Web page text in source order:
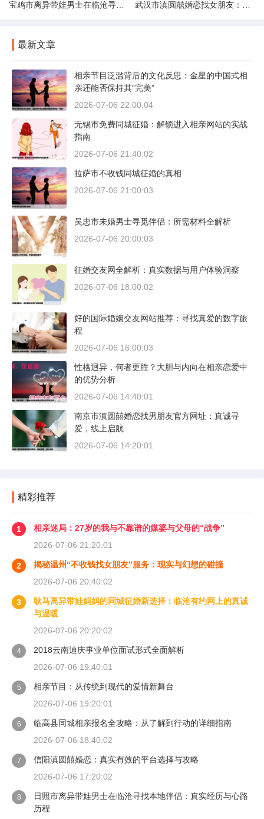
最新文章
相亲节目泛滥背后的文化反思：金星的中国式相
亲还能否保持其“完美”
2026-07-06 22:00:04
无锡市免费同城征婚：解锁进入相亲网站的实战
指南
2026-07-06 21:40:02
拉萨市不收钱同城征婚的真相
2026-07-06 21:00:03
吴忠市未婚男士寻觅伴侣：所需材料全解析
2026-07-06 20:00:03
征婚交友网全解析：真实数据与用户体验洞察
2026-07-06 18:00:02
好的国际婚姻交友网站推荐：寻找真爱的数字旅
程
2026-07-06 16:00:03
性格迥异，何者更胜？大胆与内向在相亲恋爱中
的优势分析
2026-07-06 14:40:01
南京市滇圆囍婚恋找男朋友官方网址：真诚寻
爱，线上启航
2026-07-06 14:20:01
精彩推荐
1
相亲迷局：27岁的我与不靠谱的媒婆与父母的“战争”
2026-07-06 21:20:01
2
揭秘温州“不收钱找女朋友”服务：现实与幻想的碰撞
2026-07-06 20:40:02
3
耿马离异带娃妈妈的同城征婚新选择：临沧有约网上的真诚
与温暖
2026-07-06 20:20:02
4
2018云南迪庆事业单位面试形式全面解析
2026-07-06 19:40:01
5
相亲节目：从传统到现代的爱情新舞台
2026-07-06 19:20:01
6
临高县同城相亲报名全攻略：从了解到行动的详细指南
2026-07-06 18:40:02
7
信阳滇圆囍婚恋：真实有效的平台选择与攻略
2026-07-06 17:20:02
8
日照市离异带娃男士在临沧寻找本地伴侣：真实经历与心路
历程